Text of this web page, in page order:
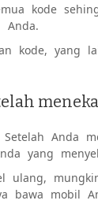
kode
Anda.
kode, yang
Anda
yang
ulang,
bawa mobil